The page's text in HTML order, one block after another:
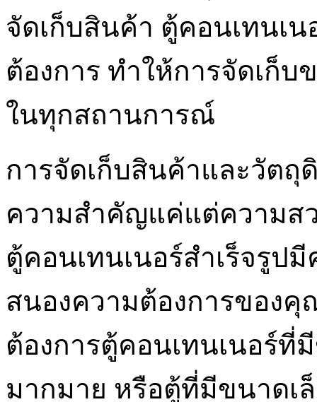
จัดเก็บสินค้า ตู้คอนเทนเ
ต้องการ ทำให้การจัดเก็
ในทุกสถานการณ์
การจัดเก็บสินค้าและวัต
ความสำคัญแค่แต่ความส
ตู้คอนเทนเนอร์สำเร็จรูป
สนองความต้องการของ
ต้องการตู้คอนเทนเนอร์ที่
มากมาย หรือตู้ที่มีขนาดเ